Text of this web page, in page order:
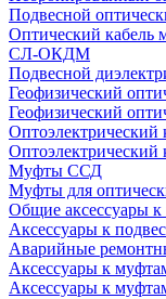
Подвесной
Оптический кабель
СЛ-ОКДМ
Подвесной
Геофизический
Геофизический
Оптоэлектрический
Оптоэлектрический
Муфты ССД
Муфты для
Общие аксессуары
Аксессуары к
Аварийные
Аксессуары к
Аксессуары к